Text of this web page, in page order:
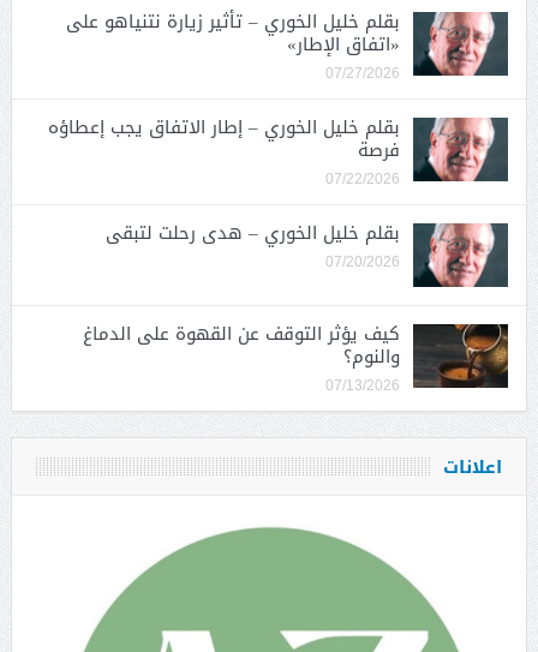
بقلم خليل الخوري – تأثير زيارة نتنياهو على
«اتفاق الإطار»
07/27/2026
بقلم خليل الخوري – إطار الاتفاق يجب إعطاؤه
فرصة
07/22/2026
بقلم خليل الخوري – هدى رحلت لتبقى
07/20/2026
كيف يؤثر التوقف عن القهوة على الدماغ
والنوم؟
07/13/2026
اعلانات